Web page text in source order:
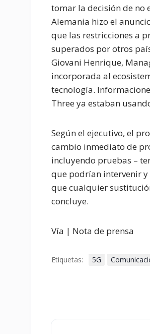
tomar la decisión de no
Alemania hizo el
que las restricciones a
superados por otros
Giovani Henrique,
incorporada al
tecnología.
Three ya estaban
Según el ejecutivo, el
cambio inmediato de
incluyendo pruebas –
que podrían intervenir
que cualquier
concluye.
Vía | Nota de prensa
Etiquetas: 5G